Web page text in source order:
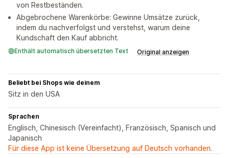
von Restbeständen.
Abgebrochene Warenkörbe: Gewinne Umsätze zurück,
indem du nachverfolgst und verstehst, warum deine
Kundschaft den Kauf abbricht.
Enthält automatisch übersetzten Text Original anzeigen
Beliebt bei Shops wie deinem
Sitz in den USA
Sprachen
Englisch, Chinesisch (Vereinfacht), Französisch, Spanisch und
Japanisch
Für diese App ist keine Übersetzung auf Deutsch vorhanden.